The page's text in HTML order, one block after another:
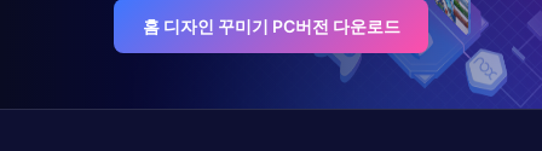
홈 디자인 꾸미기 PC버전 다운로드